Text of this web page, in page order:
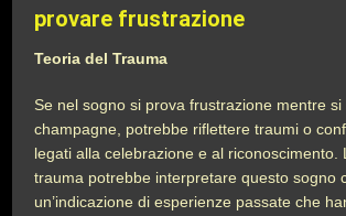
provare frustrazione
Teoria del Trauma
Se nel sogno si prova frustrazione mentre si
champagne, potrebbe riflettere traumi o
legati alla celebrazione e al riconoscimento.
trauma potrebbe interpretare questo sogno
un’indicazione di esperienze passate che